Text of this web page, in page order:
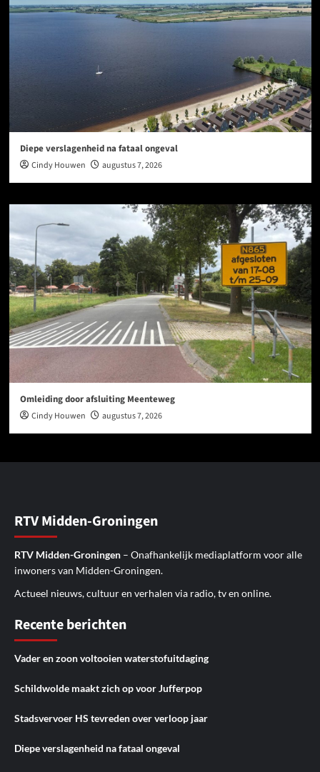
Diepe verslagenheid na fataal ongeval
Cindy Houwen augustus 7, 2026
Omleiding door afsluiting Meenteweg
Cindy Houwen augustus 7, 2026
RTV Midden-Groningen
RTV Midden-Groningen – Onafhankelijk mediaplatform voor alle
inwoners van Midden-Groningen.
Actueel nieuws, cultuur en verhalen via radio, tv en online.
Recente berichten
Vader en zoon voltooien waterstofuitdaging
Schildwolde maakt zich op voor Jufferpop
Stadsvervoer HS tevreden over verloop jaar
Diepe verslagenheid na fataal ongeval